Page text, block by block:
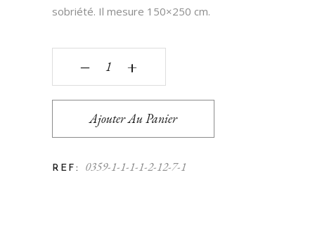
sobriété. Il mesure 150×250 cm.
‒ +
Ajouter Au Panier
REF: 0359-1-1-1-1-2-12-7-1